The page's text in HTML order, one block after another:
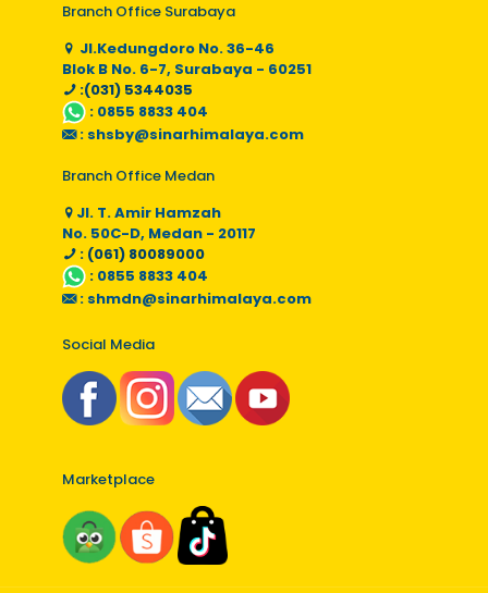
Branch Office Surabaya
Jl.Kedungdoro No. 36-46
Blok B No. 6-7, Surabaya - 60251
:(031) 5344035
: 0855 8833 404
: shsby@sinarhimalaya.com
Branch Office Medan
Jl. T. Amir Hamzah
No. 50C-D, Medan - 20117
: (061) 80089000
: 0855 8833 404
: shmdn@sinarhimalaya.com
Social Media
Marketplace